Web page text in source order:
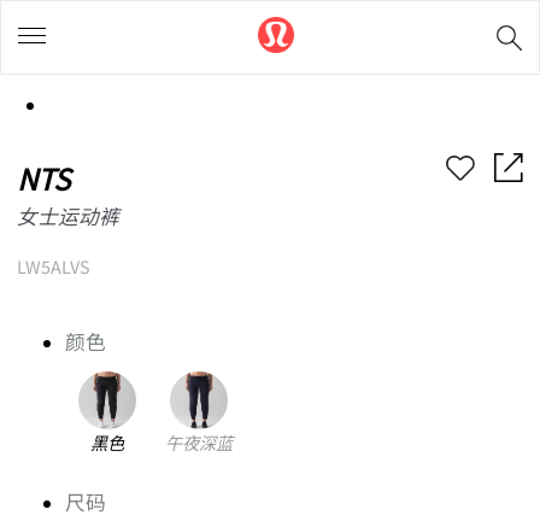
NTS
女士运动裤
LW5ALVS
颜色
黑色 午夜深蓝
尺码